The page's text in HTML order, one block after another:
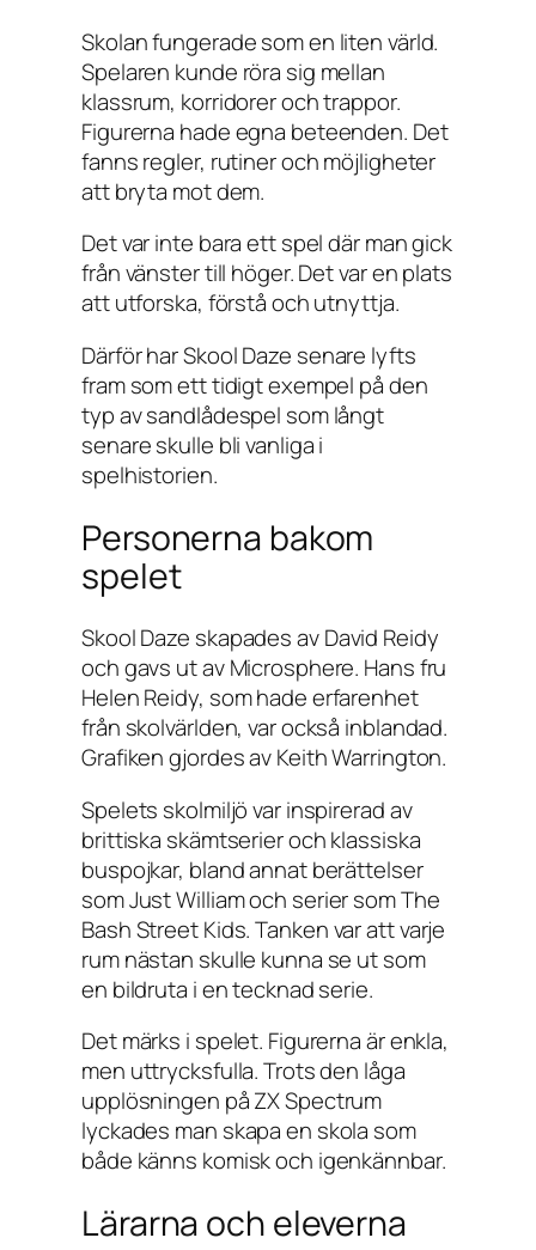
Skolan fungerade som en liten värld.
Spelaren kunde röra sig mellan
klassrum, korridorer och trappor.
Figurerna hade egna beteenden. Det
fanns regler, rutiner och möjligheter
att bryta mot dem.
Det var inte bara ett spel där man gick
från vänster till höger. Det var en plats
att utforska, förstå och utnyttja.
Därför harSkool Daze senare lyfts
fram som ett tidigt exempel på den
typ av sandlådespel som långt
senare skulle bli vanliga i
spelhistorien.
Personerna bakom
spelet
Skool Daze skapades av David Reidy
och gavs ut av Microsphere. Hans fru
Helen Reidy, som hade erfarenhet
från skolvärlden, var också inblandad.
Grafiken gjordes av Keith Warrington.
Spelets skolmiljö var inspirerad av
brittiska skämtserier och klassiska
buspojkar, bland annat berättelser
somJust Williamoch serier somThe
Bash Street Kids. Tanken var att varje
rum nästan skulle kunna se ut som
en bildruta i en tecknad serie.
Det märks i spelet. Figurerna är enkla,
men uttrycksfulla. Trots den låga
upplösningen på ZX Spectrum
lyckades man skapa en skola som
både känns komisk och igenkännbar.
Lärarna och eleverna